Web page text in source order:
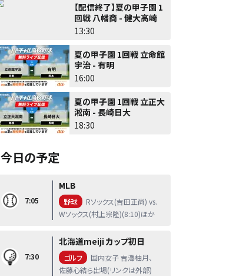
【配信終了】夏の甲子園 1
回戦 八幡商 - 健大高崎
13:30
夏の甲子園 1回戦 立命館
宇治 - 有明
16:00
夏の甲子園 1回戦 立正大
淞南 - 長崎日大
18:30
今日の予定
7:05
MLB
野球
Rソックス(吉田正尚) vs.
Wソックス(村上宗隆)(8:10)ほか
7:30
北海道meiji カップ初日
ゴルフ
国内女子 吉澤柚月、
佐藤心結ら出場(リンクは外部)